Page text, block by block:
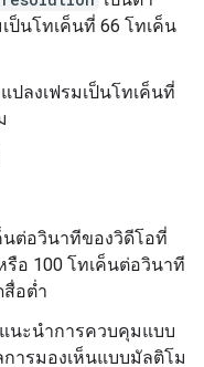
ป็นโทเค็นที่ 66 โทเค็น
ปลงเฟรมเป็นโทเค็นที่
นต่อวินาทีของวิดีโอที่
รือ 100 โทเค็นต่อวินาที
สื่อต่ำ
แนะนำการควบคุมแบบ
การมองเห็นแบบมัลติโม